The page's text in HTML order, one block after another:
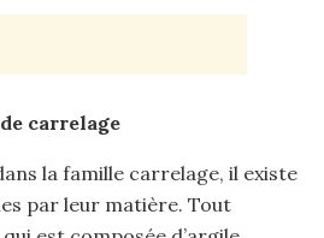
carrelage
la famille carrelage, il existe
par leur matière. Tout